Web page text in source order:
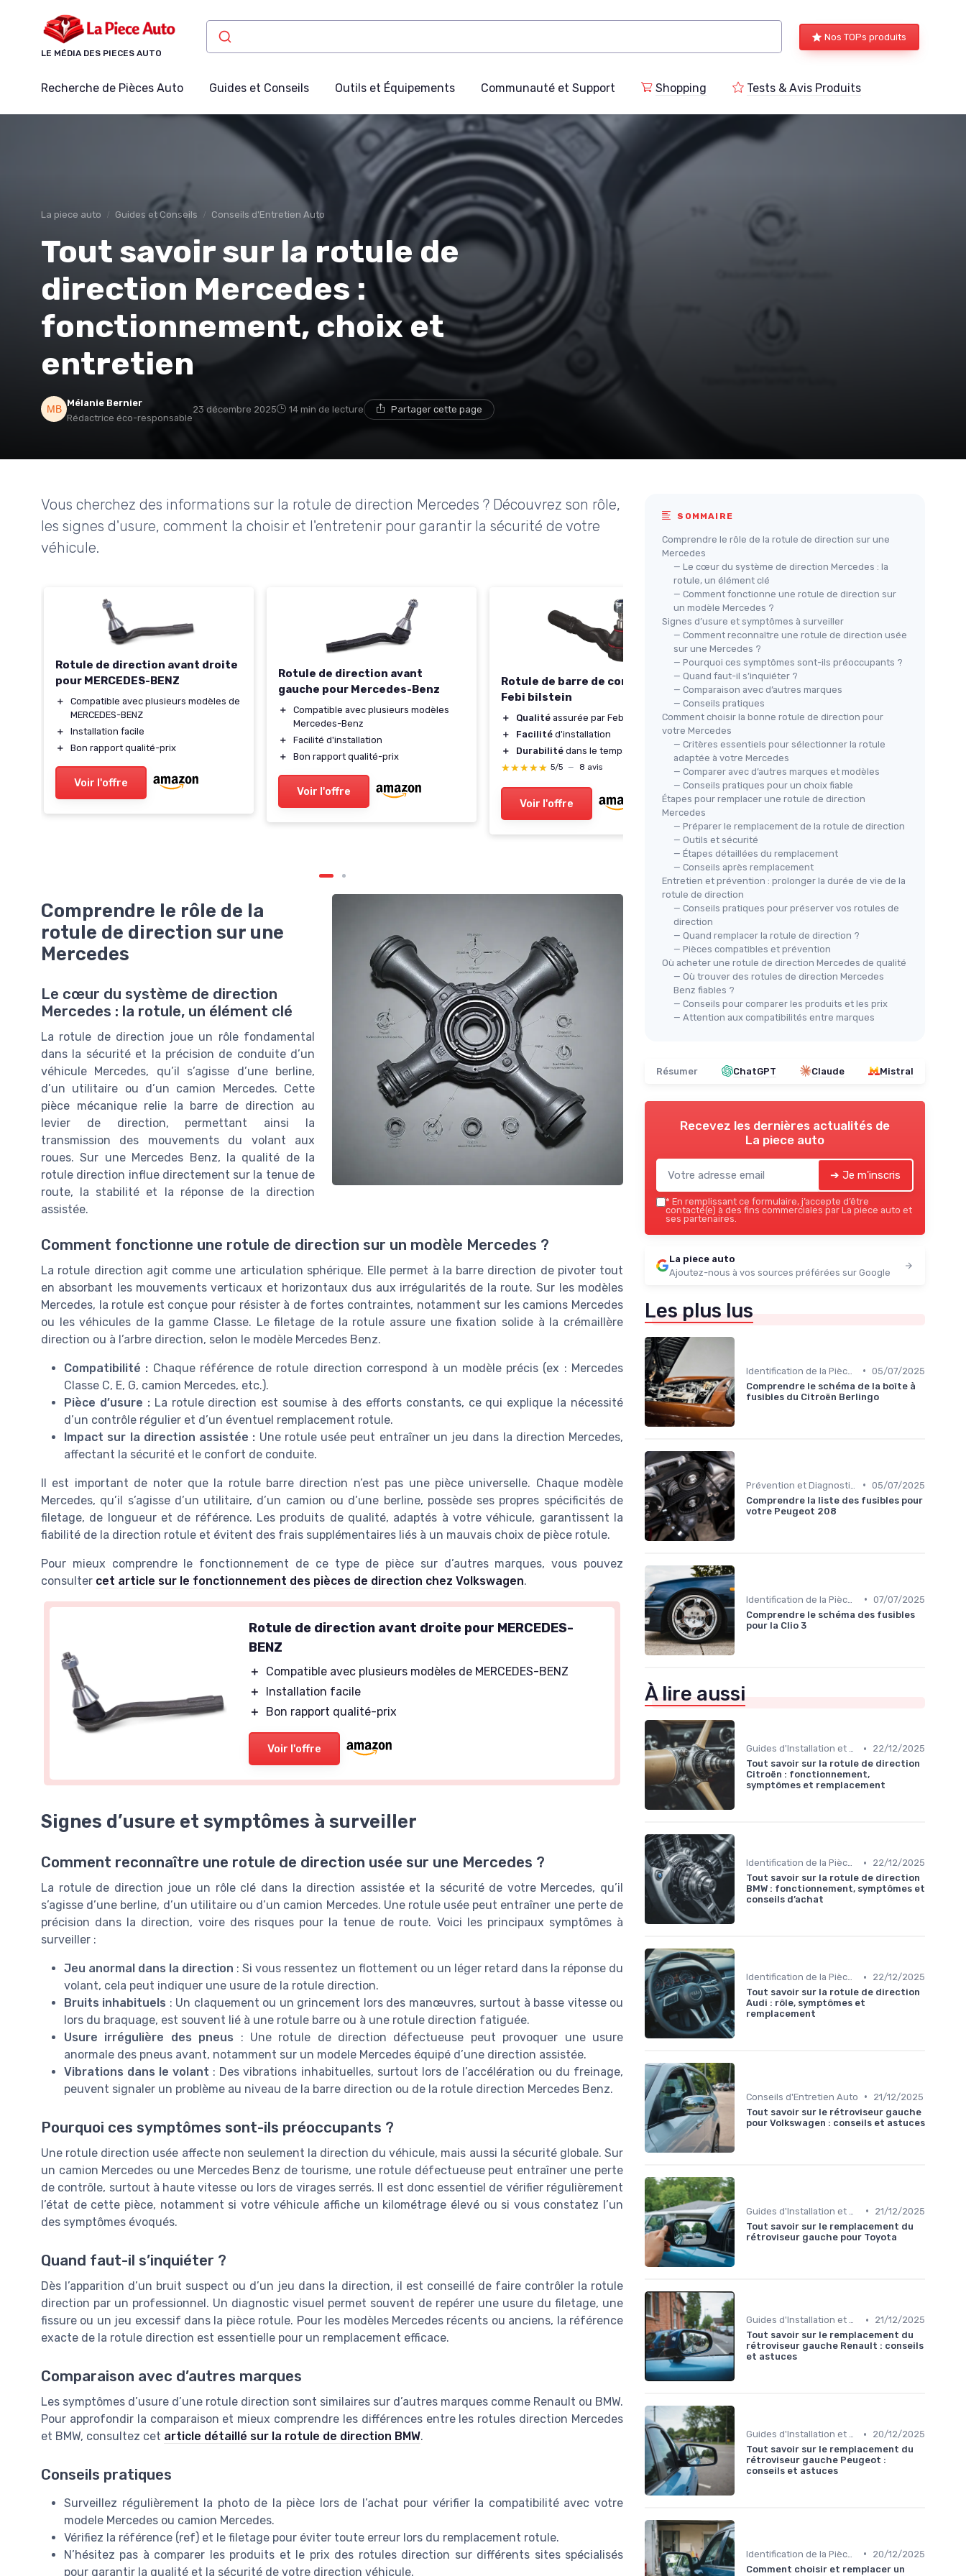
LE MÉDIA DES PIECES AUTO
Nos TOPs produits
Recherche de Pièces Auto Guides et Conseils Outils et Équipements Communauté et Support Shopping Tests & Avis Produits
La piece auto Guides et Conseils Conseils d'Entretien Auto
Tout savoir sur la rotule de
direction Mercedes :
fonctionnement, choix et
entretien
Mélanie Bernier
Rédactrice éco-responsable
23 décembre 2025 14 min de lecture Partager cette page
Vous cherchez des informations sur la rotule de direction Mercedes ? Découvrez son rôle,
les signes d'usure, comment la choisir et l'entretenir pour garantir la sécurité de votre
véhicule.
Rotule de direction avant droite
pour MERCEDES-BENZ
＋
Compatible avec plusieurs modèles de
MERCEDES-BENZ
＋
Installation facile
＋
Bon rapport qualité-prix
Voir l'offre
Rotule de direction avant
gauche pour Mercedes-Benz
＋
Compatible avec plusieurs modèles
Mercedes-Benz
＋
Facilité d'installation
＋
Bon rapport qualité-prix
Voir l'offre
Rotule de barre de connexion
Febi bilstein
＋ Qualité assurée par Febi bilstein
＋
Facilité d'installation
＋
Durabilité dans le temps
★★★★★
★★★★★ 5/5 — 8 avis
Voir l'offre
Rotule de barre de connexion
avant gauche Febi bilstein 26018
＋
＋ Compatibilité
＋ Durabilité à long terme
★★★★★
★★★★★ 4,5/5 — 59 avis
Voir l'offre
Comprendre le rôle de la
rotule de direction sur une
Mercedes
Le cœur du système de direction
Mercedes : la rotule, un élément clé
La rotule de direction joue un rôle fondamental
dans la sécurité et la précision de conduite d’un
véhicule Mercedes, qu’il s’agisse d’une berline,
d’un utilitaire ou d’un camion Mercedes. Cette
pièce mécanique relie la barre de direction au
levier de direction, permettant ainsi la
transmission des mouvements du volant aux
roues. Sur une Mercedes Benz, la qualité de la
rotule direction influe directement sur la tenue de
route, la stabilité et la réponse de la direction
assistée.
Comment fonctionne une rotule de direction sur un modèle Mercedes ?
La rotule direction agit comme une articulation sphérique. Elle permet à la barre direction de pivoter tout
en absorbant les mouvements verticaux et horizontaux dus aux irrégularités de la route. Sur les modèles
Mercedes, la rotule est conçue pour résister à de fortes contraintes, notamment sur les camions Mercedes
ou les véhicules de la gamme Classe. Le filetage de la rotule assure une fixation solide à la crémaillère
direction ou à l’arbre direction, selon le modèle Mercedes Benz.
Compatibilité : Chaque référence de rotule direction correspond à un modèle précis (ex : Mercedes
Classe C, E, G, camion Mercedes, etc.).
Pièce d’usure :La rotule direction est soumise à des efforts constants, ce qui explique la nécessité
d’un contrôle régulier et d’un éventuel remplacement rotule.
Impact sur la direction assistée : Une rotule usée peut entraîner un jeu dans la direction Mercedes,
affectant la sécurité et le confort de conduite.
Il est important de noter que la rotule barre direction n’est pas une pièce universelle. Chaque modèle
Mercedes, qu’il s’agisse d’un utilitaire, d’un camion ou d’une berline, possède ses propres spécificités de
filetage, de longueur et de référence. Les produits de qualité, adaptés à votre véhicule, garantissent la
fiabilité de la direction rotule et évitent des frais supplémentaires liés à un mauvais choix de pièce rotule.
Pour mieux comprendre le fonctionnement de ce type de pièce sur d’autres marques, vous pouvez
consulter cet article sur le fonctionnement des pièces de direction chez Volkswagen.
Rotule de direction avant droite pour MERCEDES-
BENZ
＋
Compatible avec plusieurs modèles de MERCEDES-BENZ
＋
Installation facile
＋
Bon rapport qualité-prix
Voir l'offre
Signes d’usure et symptômes à surveiller
Comment reconnaître une rotule de direction usée sur une Mercedes ?
La rotule de direction joue un rôle clé dans la direction assistée et la sécurité de votre Mercedes, qu’il
s’agisse d’une berline, d’un utilitaire ou d’un camion Mercedes. Une rotule usée peut entraîner une perte de
précision dans la direction, voire des risques pour la tenue de route. Voici les principaux symptômes à
surveiller :
Jeu anormal dans la direction : Si vous ressentez un flottement ou un léger retard dans la réponse du
volant, cela peut indiquer une usure de la rotule direction.
Bruits inhabituels : Un claquement ou un grincement lors des manœuvres, surtout à basse vitesse ou
lors du braquage, est souvent lié à une rotule barre ou à une rotule direction fatiguée.
Usure irrégulière des pneus : Une rotule de direction défectueuse peut provoquer une usure
anormale des pneus avant, notamment sur un modele Mercedes équipé d’une direction assistée.
Vibrations dans le volant : Des vibrations inhabituelles, surtout lors de l’accélération ou du freinage,
peuvent signaler un problème au niveau de la barre direction ou de la rotule direction Mercedes Benz.
Pourquoi ces symptômes sont-ils préoccupants ?
Une rotule direction usée affecte non seulement la direction du véhicule, mais aussi la sécurité globale. Sur
un camion Mercedes ou une Mercedes Benz de tourisme, une rotule défectueuse peut entraîner une perte
de contrôle, surtout à haute vitesse ou lors de virages serrés. Il est donc essentiel de vérifier régulièrement
l’état de cette pièce, notamment si votre véhicule affiche un kilométrage élevé ou si vous constatez l’un
des symptômes évoqués.
Quand faut-il s’inquiéter ?
Dès l’apparition d’un bruit suspect ou d’un jeu dans la direction, il est conseillé de faire contrôler la rotule
direction par un professionnel. Un diagnostic visuel permet souvent de repérer une usure du filetage, une
fissure ou un jeu excessif dans la pièce rotule. Pour les modèles Mercedes récents ou anciens, la référence
exacte de la rotule direction est essentielle pour un remplacement efficace.
Comparaison avec d’autres marques
Les symptômes d’usure d’une rotule direction sont similaires sur d’autres marques comme Renault ou BMW.
Pour approfondir la comparaison et mieux comprendre les différences entre les rotules direction Mercedes
et BMW, consultez cet article détaillé sur la rotule de direction BMW.
Conseils pratiques
Surveillez régulièrement la photo de la pièce lors de l’achat pour vérifier la compatibilité avec votre
modele Mercedes ou camion Mercedes.
Vérifiez la référence (ref) et le filetage pour éviter toute erreur lors du remplacement rotule.
N’hésitez pas à comparer les produits et le prix des rotules direction sur différents sites spécialisés
pour garantir la qualité et la sécurité de votre direction véhicule.
SOMMAIRE
Comprendre le rôle de la rotule de direction sur une
Mercedes
— Le cœur du système de direction Mercedes : la
rotule, un élément clé
— Comment fonctionne une rotule de direction sur
un modèle Mercedes ?
Signes d’usure et symptômes à surveiller
— Comment reconnaître une rotule de direction usée
sur une Mercedes ?
— Pourquoi ces symptômes sont-ils préoccupants ?
— Quand faut-il s’inquiéter ?
— Comparaison avec d’autres marques
— Conseils pratiques
Comment choisir la bonne rotule de direction pour
votre Mercedes
— Critères essentiels pour sélectionner la rotule
adaptée à votre Mercedes
— Comparer avec d’autres marques et modèles
— Conseils pratiques pour un choix fiable
Étapes pour remplacer une rotule de direction
Mercedes
— Préparer le remplacement de la rotule de direction
— Outils et sécurité
— Étapes détaillées du remplacement
— Conseils après remplacement
Entretien et prévention : prolonger la durée de vie de la
rotule de direction
— Conseils pratiques pour préserver vos rotules de
direction
— Quand remplacer la rotule de direction ?
— Pièces compatibles et prévention
Où acheter une rotule de direction Mercedes de qualité
— Où trouver des rotules de direction Mercedes
Benz fiables ?
— Conseils pour comparer les produits et les prix
— Attention aux compatibilités entre marques
Résumer ChatGPT Claude Mistral
Recevez les dernières actualités de
La piece auto
➔ Je m'inscris
* En remplissant ce formulaire, j’accepte d’être
contacté(e) à des fins commerciales par La piece auto et
ses partenaires.
La piece auto
Ajoutez-nous à vos sources préférées sur Google
Les plus lus
• 05/07/2025
Comprendre le schéma de la boîte à
fusibles du Citroën Berlingo
• 05/07/2025
Comprendre la liste des fusibles pour
votre Peugeot 208
• 07/07/2025
Comprendre le schéma des fusibles
pour la Clio 3
À lire aussi
Guides d'Installation et de Réparation •
22/12/2025
Tout savoir sur la rotule de direction
Citroën : fonctionnement,
symptômes et remplacement
Identification de la Pièce Nécessaire •
22/12/2025
Tout savoir sur la rotule de direction
BMW : fonctionnement, symptômes et
conseils d’achat
Identification de la Pièce Nécessaire •
22/12/2025
Tout savoir sur la rotule de direction
Audi : rôle, symptômes et
remplacement
Conseils d'Entretien Auto •
21/12/2025
Tout savoir sur le rétroviseur gauche
pour Volkswagen : conseils et astuces
•
21/12/2025
Tout savoir sur le remplacement du
rétroviseur gauche pour Toyota
Guides d'Installation et de Réparation •
21/12/2025
Tout savoir sur le remplacement du
rétroviseur gauche Renault : conseils
et astuces
Guides d'Installation et de Réparation •
20/12/2025
Tout savoir sur le remplacement du
rétroviseur gauche Peugeot :
conseils et astuces
•
20/12/2025
Comment choisir et remplacer un